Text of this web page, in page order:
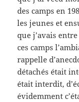
des camps en
les jeunes et
que j’avais
ces camps
rappelle
détachés était
était interdit,
évidemment